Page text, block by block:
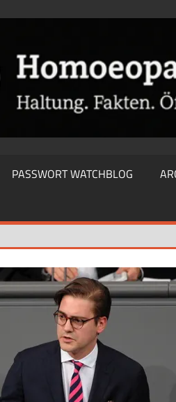
PASSWORT WATCHBLOG